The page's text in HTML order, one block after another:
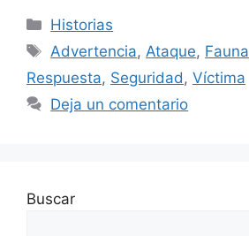
Categorías
Historias
Etiquetas
Advertencia,Ataque, Fauna
Respuesta, Seguridad, Víctima
Deja un comentario
Buscar